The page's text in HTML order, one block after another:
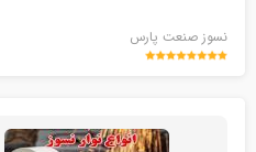
نسوز صنعت پارس